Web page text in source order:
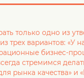
только одно из
трех вариантов: «У
бизнес-
стремимся
рынка качества» и